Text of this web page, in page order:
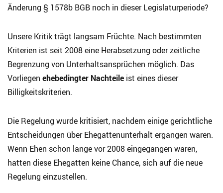
Änderung § 1578b BGB noch in dieser Legislaturperiode?
Unsere Kritik trägt langsam Früchte. Nach bestimmten
Kriterien ist seit 2008 eine Herabsetzung oder zeitliche
Begrenzung von Unterhaltsansprüchen möglich. Das
Vorliegen ehebedingter Nachteile ist eines dieser
Billigkeitskriterien.
Die Regelung wurde kritisiert, nachdem einige gerichtliche
Entscheidungen über Ehegattenunterhalt ergangen waren.
Wenn Ehen schon lange vor 2008 eingegangen waren,
hatten diese Ehegatten keine Chance, sich auf die neue
Regelung einzustellen.